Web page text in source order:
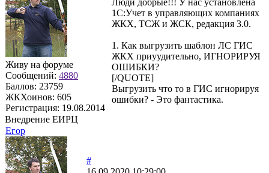
Живу на форуме
Сообщений: 4880
Баллов: 23759
ЖКХоинов: 605
Регистрация: 19.08.2014
1С:Учет в управляющих компаниях
ЖКХ, ТСЖ и ЖСК, редакция 3.0.
1. Как выгрузить шаблон ЛС ГИС
ЖКХ приyудительно, ИГНОРИРУЯ
ОШИБКИ?
[/QUOTE]
Выгрузить что то в ГИС игнорируя
ошибки? - Это фантастика.
Внедрение ЕИРЦ
Егор
#